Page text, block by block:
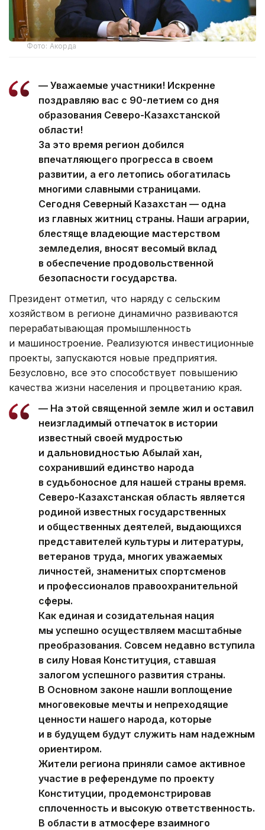
Фото: Акорда
— Уважаемые участники! Искренне
поздравляю вас с 90-летием со дня
образования Северо-Казахстанской
области!
За это время регион добился
впечатляющего прогресса в своем
развитии, а его летопись обогатилась
многими славными страницами.
Сегодня Северный Казахстан — одна
из главных житниц страны. Наши аграрии,
блестяще владеющие мастерством
земледелия, вносят весомый вклад
в обеспечение продовольственной
безопасности государства.
Президент отметил, что наряду с сельским
хозяйством в регионе динамично развиваются
перерабатывающая промышленность
и машиностроение. Реализуются инвестиционные
проекты, запускаются новые предприятия.
Безусловно, все это способствует повышению
качества жизни населения и процветанию края.
— На этой священной земле жил и оставил
неизгладимый отпечаток в истории
известный своей мудростью
и дальновидностью Абылай хан,
сохранивший единство народа
в судьбоносное для нашей страны время.
Северо-Казахстанская область является
родиной известных государственных
и общественных деятелей, выдающихся
представителей культуры и литературы,
ветеранов труда, многих уважаемых
личностей, знаменитых спортсменов
и профессионалов правоохранительной
сферы.
Как единая и созидательная нация
мы успешно осуществляем масштабные
преобразования. Совсем недавно вступила
в силу Новая Конституция, ставшая
залогом успешного развития страны.
В Основном законе нашли воплощение
многовековые мечты и непреходящие
ценности нашего народа, которые
и в будущем будут служить нам надежным
ориентиром.
Жители региона приняли самое активное
участие в референдуме по проекту
Конституции, продемонстрировав
сплоченность и высокую ответственность.
В области в атмосфере взаимного